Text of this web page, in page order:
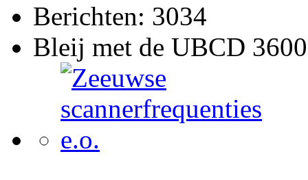
Berichten: 3034
Bleij met de UBCD 3600